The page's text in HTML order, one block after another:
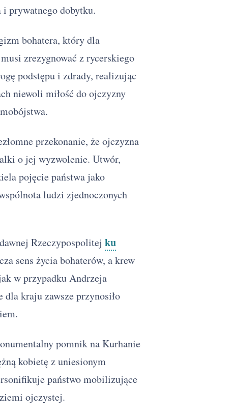
i prywatnego dobytku.
bohatera, który dla
zrezygnować z rycerskiego
podstępu i zdrady, realizując
niewoli miłość do ojczyzny
przekonanie, że ojczyzna
o jej wyzwolenie. Utwór,
pojęcie państwa jako
ludzi zjednoczonych
Rzeczypospolitej ku
sens życia bohaterów, a krew
w przypadku Andrzeja
kraju zawsze przynosiło
pomnik na Kurhanie
kobietę z uniesionym
państwo mobilizujące
ojczystej.